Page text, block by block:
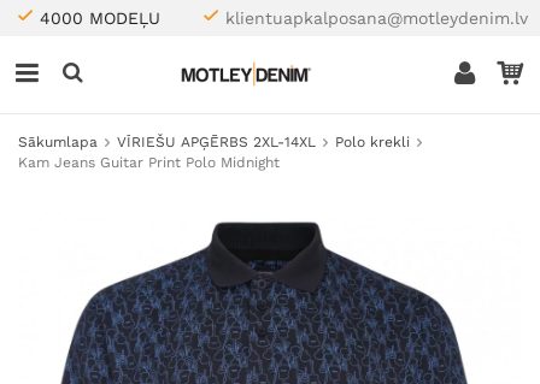
4000 MODEĻU klientuapkalposana@motleydenim.lv
Sākumlapa VĪRIEŠU APĢĒRBS 2XL-14XL
Polo krekli
Kam Jeans Guitar Print Polo Midnight